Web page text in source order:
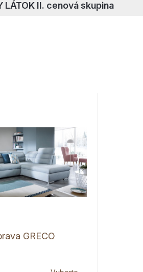
LÁTOK II. cenová skupina
GRECO